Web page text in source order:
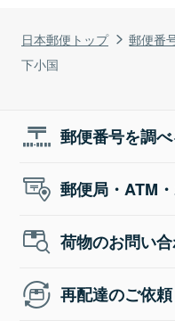
日本郵便トップ 郵便番
下小国
郵便番号を調
郵便局・ATM
荷物のお問い
再配達のご依頼